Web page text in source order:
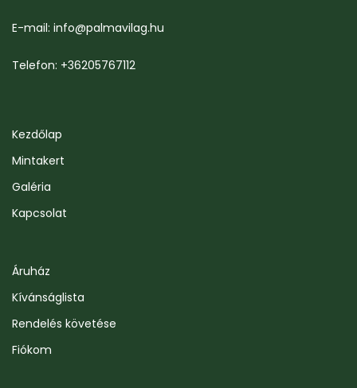
E-mail: info@palmavilag.hu
Telefon: +36205767112
Kezdőlap
Mintakert
Galéria
Kapcsolat
Áruház
Kívánságlista
Rendelés követése
Fiókom